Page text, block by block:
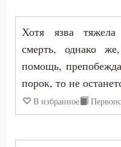
Воздаяние
Воздержание
Василий Великий
Григорий Богослов
Григорий Великий
Григорий Нисский
Хотя язва
смерть, однако
помощь,
порок, то не
В избранное